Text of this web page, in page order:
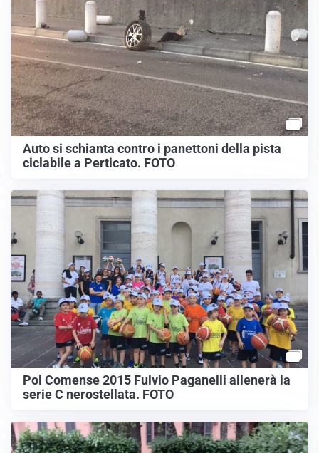
Auto si schianta contro i panettoni della pista
ciclabile a Perticato. FOTO
Pol Comense 2015 Fulvio Paganelli allenerà la
serie C nerostellata. FOTO